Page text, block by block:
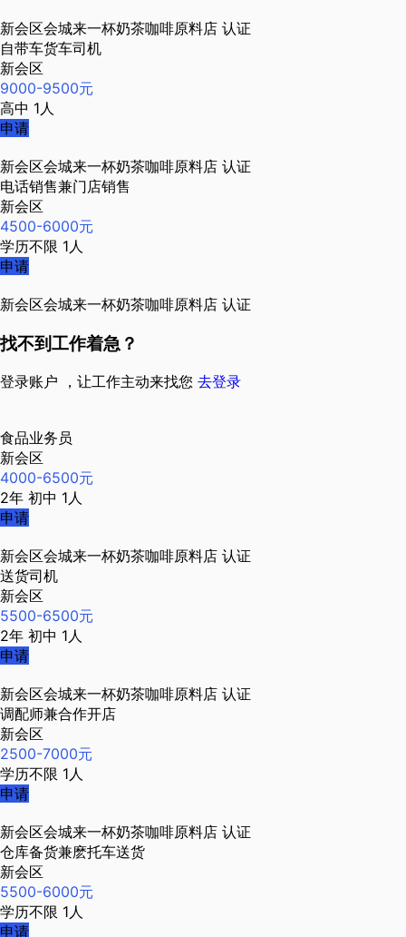
新会区会城来一杯奶茶咖啡原料店 认证
自带车货车司机
新会区
9000-9500元
高中 1人
申请
新会区会城来一杯奶茶咖啡原料店 认证
电话销售兼门店销售
新会区
4500-6000元
学历不限 1人
申请
新会区会城来一杯奶茶咖啡原料店 认证
找不到工作着急？
登录账户 ，让工作主动来找您 去登录
食品业务员
新会区
4000-6500元
2年 初中 1人
申请
新会区会城来一杯奶茶咖啡原料店 认证
送货司机
新会区
5500-6500元
2年 初中 1人
申请
新会区会城来一杯奶茶咖啡原料店 认证
调配师兼合作开店
新会区
2500-7000元
学历不限 1人
申请
新会区会城来一杯奶茶咖啡原料店 认证
仓库备货兼麽托车送货
新会区
5500-6000元
学历不限 1人
申请